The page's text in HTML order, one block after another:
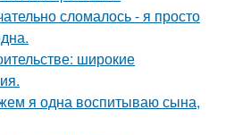
сломалось - я просто
широкие
я одна воспитываю сына,